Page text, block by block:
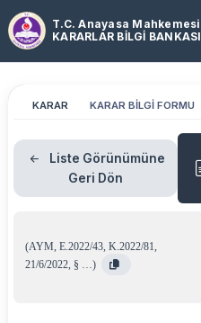
T.C. Anayasa Mahkemesi
KARARLAR BİLGİ BANKASI
KARAR KARAR BİLGİ FORMU
Liste Görünümüne
Geri Dön
(AYM, E.2022/43, K.2022/81,
21/6/2022, § …)